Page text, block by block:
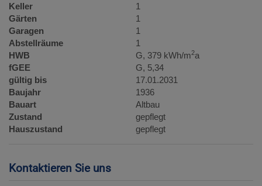
Keller
1
Gärten
1
Garagen
1
Abstellräume
1
HWB
G, 379 kWh/m2a
fGEE
G, 5,34
gültig bis
17.01.2031
Baujahr
1936
Bauart
Altbau
Zustand
gepflegt
Hauszustand
gepflegt
Kontaktieren Sie uns